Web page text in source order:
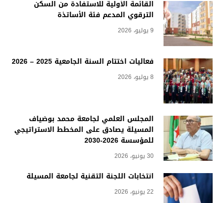
القائمة الأولية للاستفادة من السكن
الترقوي المدعم فئة الأساتذة
9 يوليو، 2026
فعاليات اختتام السنة الجامعية 2025 – 2026
8 يوليو، 2026
المجلس العلمي لجامعة محمد بوضياف
المسيلة يصادق على المخطط الاستراتيجي
للمؤسسة 2026-2030
30 يونيو، 2026
انتخابات اللجنة التقنية لجامعة المسيلة
22 يونيو، 2026